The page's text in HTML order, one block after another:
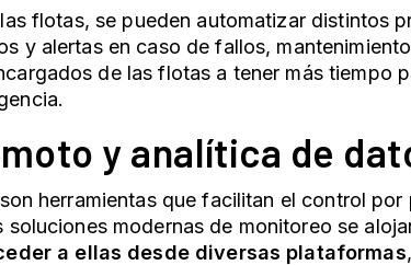
flotas, se pueden automatizar distintos
y alertas en caso de fallos,
de las flotas a tener más tiempo
y analítica de
herramientas que facilitan el control por
modernas de monitoreo se
a ellas desde diversas plataformas